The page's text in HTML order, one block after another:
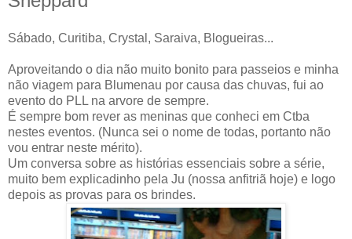
Sábado, Curitiba, Crystal, Saraiva, Blogueiras...
Aproveitando o dia não muito bonito para passeios e minha
não viagem para Blumenau por causa das chuvas, fui ao
evento do PLL na arvore de sempre.
É sempre bom rever as meninas que conheci em Ctba
nestes eventos. (Nunca sei o nome de todas, portanto não
vou entrar neste mérito).
Um conversa sobre as histórias essenciais sobre a série,
muito bem explicadinho pela Ju (nossa anfitriã hoje) e logo
depois as provas para os brindes.